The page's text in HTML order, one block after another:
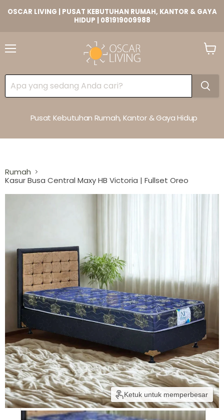
OSCAR LIVING | PUSAT KEBUTUHAN RUMAH, KANTOR & GAYA
HIDUP | 081919009988
Pusat Kebutuhan Rumah, Kantor & Gaya Hidup
Rumah
Kasur Busa Central Maxy HB Victoria | Fullset Oreo
Ketuk untuk memperbesar